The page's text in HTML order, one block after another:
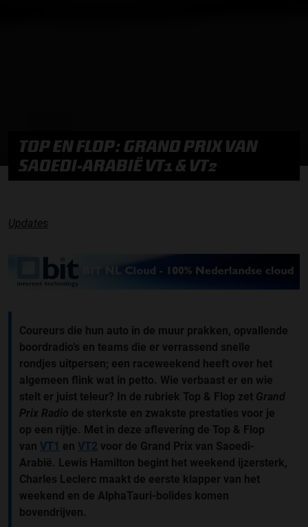
TOP EN FLOP: GRAND PRIX VAN
SAOEDI-ARABIË VT1 & VT2
Updates
Coureurs die hun auto in de muur prakken, opvallende
boordradio’s en teams die er verrassend snelle
rondjes uitpersen; een raceweekend heeft over het
algemeen flink wat in petto. Wie verbaast er en wie
stelt er juist teleur? In de rubriek Top & Flop zet Grand
Prix Radio de sterkste en zwakste prestaties voor je
op een rijtje. Met in deze aflevering de Top & Flop
van VT1 en VT2 voor de Grand Prix van Saoedi-
Arabië. Lewis Hamilton begint het weekend ijzersterk,
Charles Leclerc maakt de eerste klapper van het
weekend en de AlphaTauri-bolides komen
bovendrijven.